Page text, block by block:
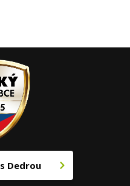
Dedrou